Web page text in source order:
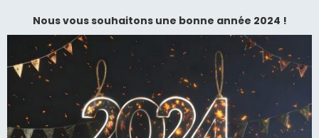
Nous vous souhaitons une bonne année 2024 !